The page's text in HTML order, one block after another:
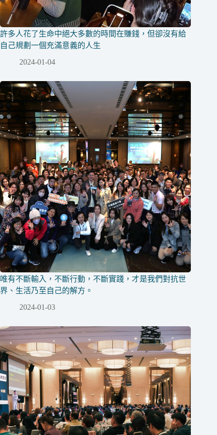
許多人花了生命中絕大多數的時間在賺錢，但卻沒有給
自己規劃一個充滿意義的人生
2024-01-04
唯有不斷輸入，不斷行動，不斷實踐，才是我們對抗世
界、生活乃至自己的解方。
2024-01-03